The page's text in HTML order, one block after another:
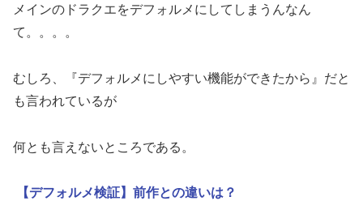
メインのドラクエをデフォルメにしてしまうんなん
て。。。。
むしろ、『デフォルメにしやすい機能ができたから』だと
も言われているが
何とも言えないところである。
【デフォルメ検証】前作との違いは？